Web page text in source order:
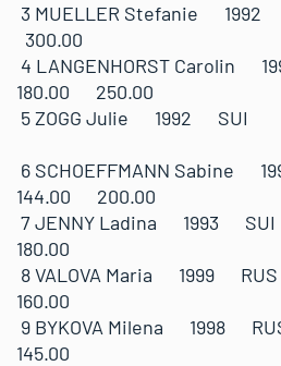
3 MUELLER Stefanie
300.00
4 LANGENHORST
180.00 250.00
5 ZOGG Julie 1992
6 SCHOEFFMANN
144.00 200.00
7 JENNY Ladina
180.00
8 VALOVA Maria
160.00
9 BYKOVA Milena
145.00